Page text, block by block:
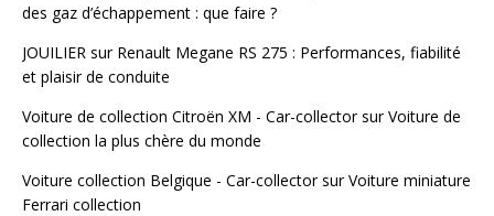
des gaz d’échappement : que faire ?
JOUILIER sur Renault Megane RS 275 : Performances, fiabilité
et plaisir de conduite
Voiture de collection Citroën XM - Car-collectorsurVoiture de
collection la plus chère du monde
Voiture collection Belgique - Car-collectorsurVoiture miniature
Ferrari collection